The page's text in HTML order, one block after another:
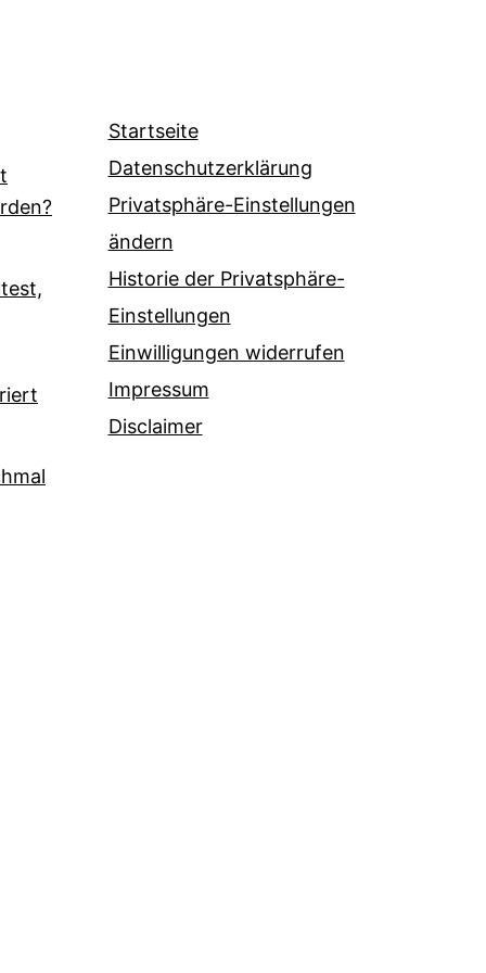
Startseite
Datenschutzerklärung
Privatsphäre-Einstellungen
ändern
Historie der Privatsphäre-
Einstellungen
Einwilligungen widerrufen
Impressum
Disclaimer